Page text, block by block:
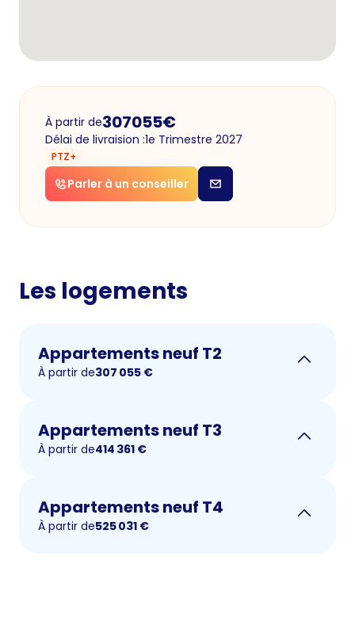
À partir de307055€
Délai de livraision :1e Trimestre 2027
PTZ+
Parler à un conseiller
Les logements
Appartements neuf T2
À partir de307 055 €
Appartements neuf T3
À partir de414 361 €
Appartements neuf T4
À partir de525 031 €